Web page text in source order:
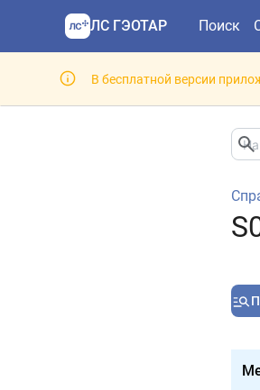
ЛС ГЭОТАР Поиск
В бесплатной версии